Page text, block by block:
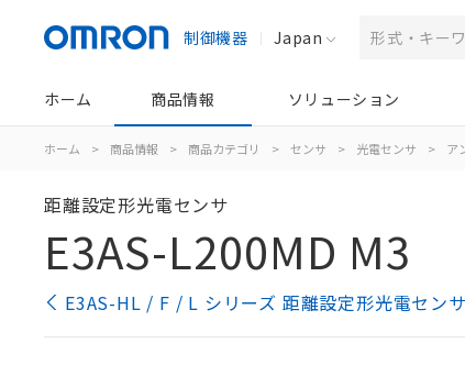
制御機器 Japan
ホーム 商品情報 ソリューション
ホーム > 商品情報 > 商品カテゴリ > センサ > 光電センサ > ア
距離設定形光電センサ
E3AS-L200MD M3
E3AS-HL / F / L シリーズ 距離設定形光電セン